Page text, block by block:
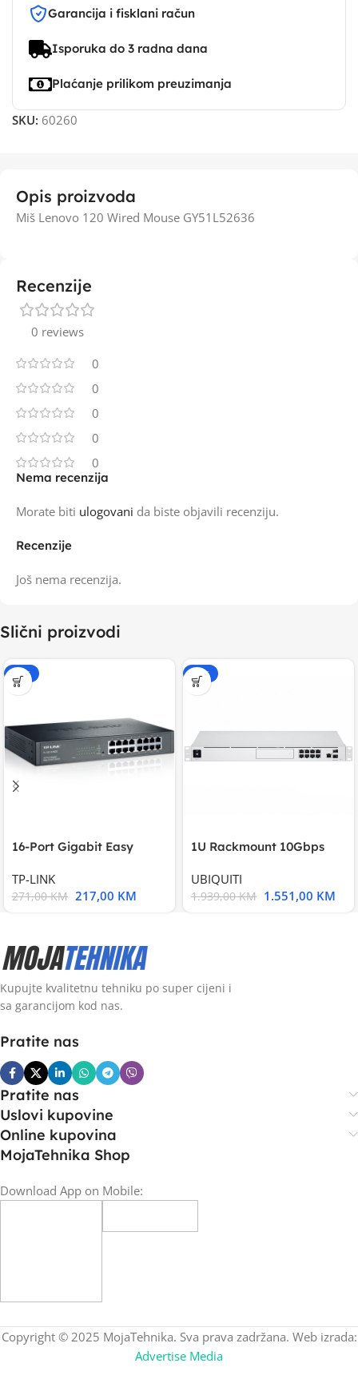
Garancija i fisklani račun
Isporuka do 3 radna dana
Plaćanje prilikom preuzimanja
SKU: 60260
Opis proizvoda
Miš Lenovo 120 Wired Mouse GY51L52636
Recenzije
0 reviews
0
0
0
0
0
Recenzije
Još nema recenzija.
Nema recenzija
Morate biti ulogovani da biste objavili recenziju.
Slični proizvodi
-20%
16-Port Gigabit Easy
TP-LINK
271,00KM 217,00 KM
-20%
1U Rackmount 10Gbps
UBIQUITI
1.939,00KM 1.551,00 KM
Kupujte kvalitetnu tehniku po super cijeni i
sa garancijom kod nas.
Pratite nas
Pratite nas
Uslovi kupovine
Online kupovina
MojaTehnika Shop
Download App on Mobile:
Copyright © 2025 MojaTehnika. Sva prava zadržana. Web izrada:
Advertise Media